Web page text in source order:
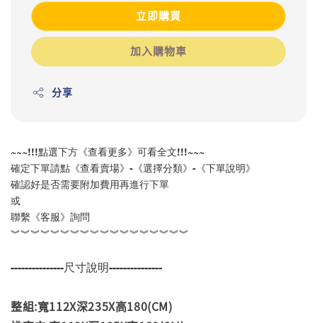
立即購買
加入購物車
分享
~~~!!!點選下方《查看更多》可看全文!!!~~~
確定下單請點《查看賣場》-《選擇分類》-《下單說明》
確認好是否需要附加費用再進行下單
或
聯繫《客服》詢問
︾︾︾︾︾︾︾︾︾︾︾︾︾︾︾︾︾︾
---------------尺寸說明---------------
整組:寬112X深235X高180(CM)